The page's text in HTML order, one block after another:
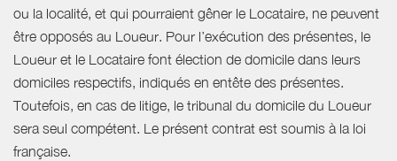
ou la localité, et qui pourraient gêner le Locataire, ne peuvent
être opposés au Loueur. Pour l’exécution des présentes, le
Loueur et le Locataire font élection de domicile dans leurs
domiciles respectifs, indiqués en entête des présentes.
Toutefois, en cas de litige, le tribunal du domicile du Loueur
sera seul compétent. Le présent contrat est soumis à la loi
française.